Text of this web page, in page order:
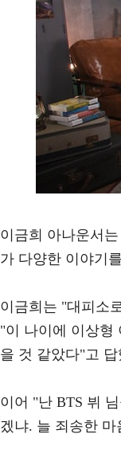
이금희 아나운서
가 다양한 이야기
이금희는 "대피소
"이 나이에 이상형
을 것 같았다"고 답
이어 "난 BTS 뷔
겠냐. 늘 죄송한